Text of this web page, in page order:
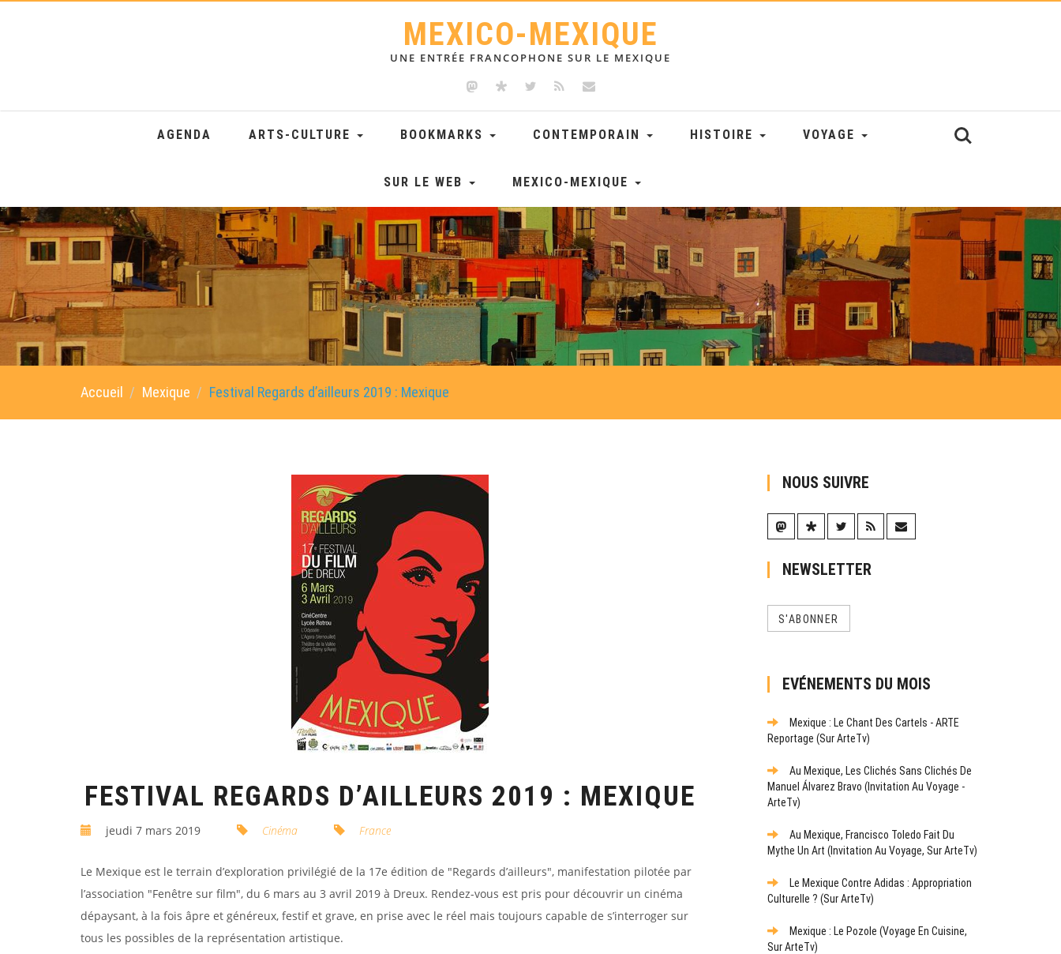
MEXICO-MEXIQUE
UNE ENTRÉE FRANCOPHONE SUR LE MEXIQUE
AGENDA ARTS-CULTURE BOOKMARKS CONTEMPORAIN HISTOIRE VOYAGE
SUR LE WEB MEXICO-MEXIQUE
Accueil Mexique Festival Regards d’ailleurs 2019 : Mexique
FESTIVAL REGARDS D’AILLEURS 2019 : MEXIQUE
jeudi 7 mars 2019 Cinéma France
Le Mexique est le terrain d’exploration privilégié de la 17e édition de "Regards d’ailleurs", manifestation pilotée par
l’association "Fenêtre sur film", du 6 mars au 3 avril 2019 à Dreux. Rendez-vous est pris pour découvrir un cinéma
dépaysant, à la fois âpre et généreux, festif et grave, en prise avec le réel mais toujours capable de s’interroger sur
tous les possibles de la représentation artistique.
NOUS SUIVRE
NEWSLETTER
S'ABONNER
EVÉNEMENTS DU MOIS
Mexique : Le Chant Des Cartels - ARTE
Reportage (sur ArteTv)
Au Mexique, Les Clichés Sans Clichés De
Manuel Álvarez Bravo (Invitation Au Voyage -
ArteTv)
Au Mexique, Francisco Toledo Fait Du
Mythe Un Art (Invitation Au Voyage, Sur ArteTv)
Le Mexique Contre Adidas : Appropriation
Culturelle ? (sur ArteTv)
Mexique : Le Pozole (Voyage En Cuisine,
Sur ArteTv)